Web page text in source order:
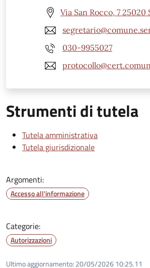
Via San Rocco, 7 25020
030-9955027
Strumenti di tutela
Tutela amministrativa
Tutela giurisdizionale
Argomenti:
Accesso all'informazione
Categorie:
Autorizzazioni
Ultimo aggiornamento: 20/05/2026 10:25.11